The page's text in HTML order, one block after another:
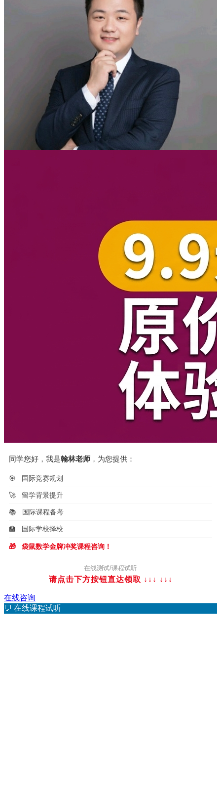
同学您好，我是翰林老师 ，为您提供：
🎯 国际竞赛规划
🚀 留学背景提升
📚 国际课程备考
🏫 国际学校择校
🎁 袋鼠数学金牌冲奖课程咨询！
在线测试/课程试听
请点击下方按钮直达领取 ↓↓↓ ↓↓↓
在线咨询
💬 在线课程试听